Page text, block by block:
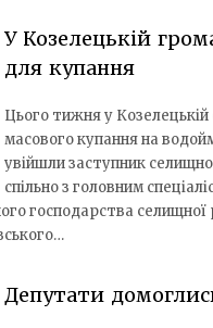
У Козелецькій
для купання
Цього тижня у Козелецькій
масового купання на
увійшли заступник
спільно з головним
господарства
Депутати